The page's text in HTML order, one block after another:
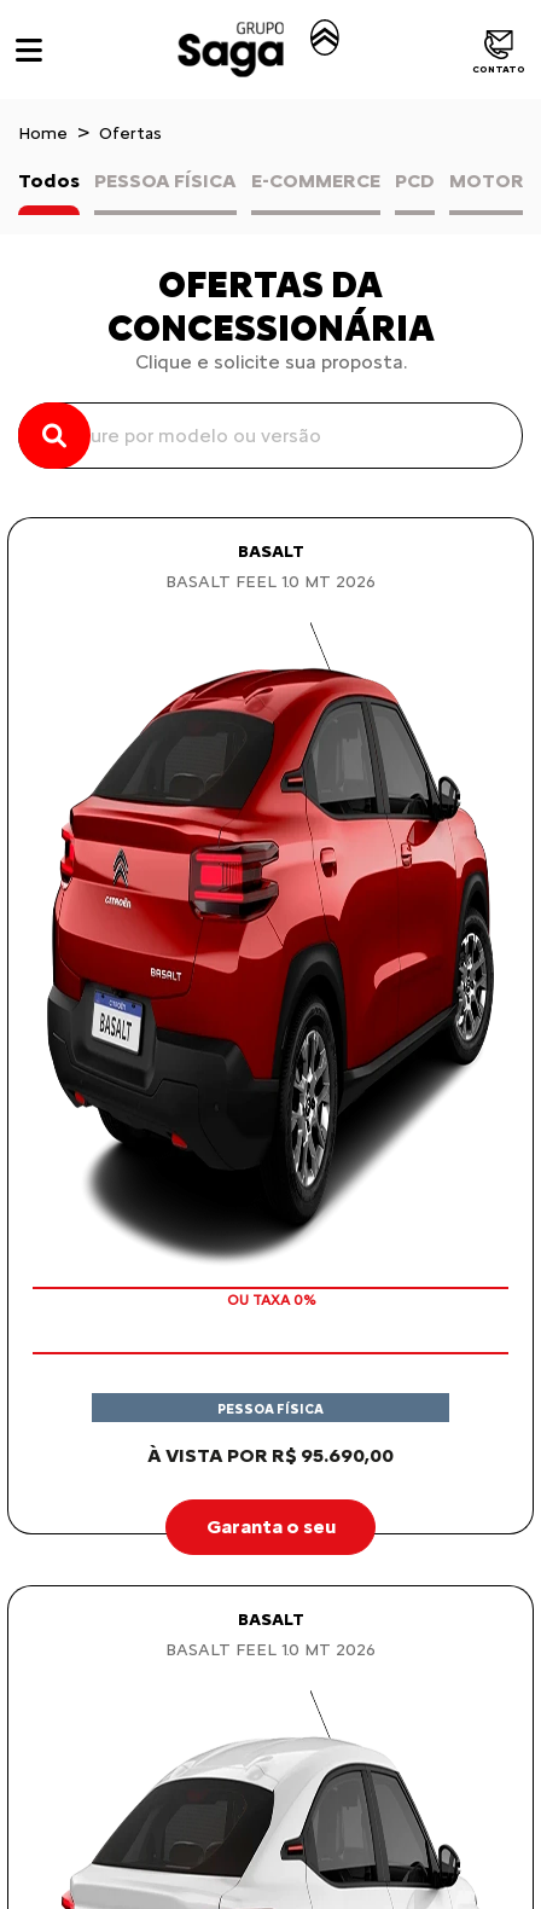
CONTATO
Home Ofertas
Todos PESSOA FÍSICA E-COMMERCE PCD
OFERTAS DA
CONCESSIONÁRIA
Clique e solicite sua proposta.
BASALT
BASALT FEEL 1.0 MT 2026
COM SEU USADO NA TROCA
À VISTA POR R$ 95.690,00
PESSOA FÍSICA
Garanta o seu
BASALT
BASALT FEEL 1.0 MT 2026